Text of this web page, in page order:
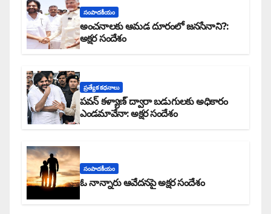
సంపాదకీయం
అంచనాలకు ఆమడ దూరంలో జనసేనాని?:
అక్షర సందేశం
ప్రత్యేక కధనాలు
పవన్ కళ్యాణ్ ద్వారా బడుగులకు అధికారం
ఎండమావేనా: అక్షర సందేశం
సంపాదకీయం
ఓ నాన్నారు ఆవేదనపై అక్షర సందేశం